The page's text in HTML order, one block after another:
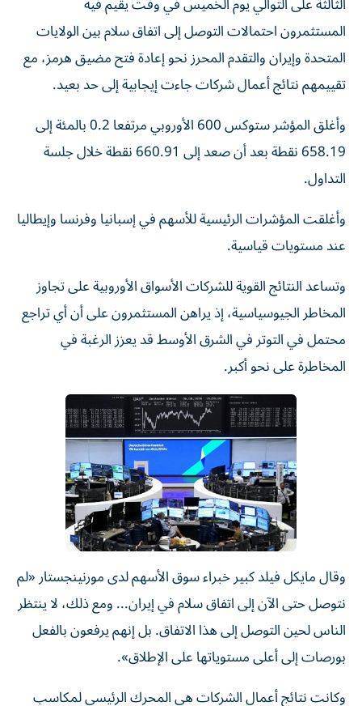
المستثمرون احتمالات التوصل إلى اتفاق سلام ‌بين الولايات
المتحدة وإيران والتقدم المحرز نحو إعادة فتح مضيق هرمز، مع ​
تقييمهم نتائج أعمال ⁠شركات جاءت إيجابية إلى حد بعيد.
وأغلق المؤشر ستوكس ‌600 الأوروبي مرتفعا 0.2 ‌بالمئة إلى
658.19 نقطة بعد أن صعد إلى 660.91 نقطة خلال جلسة
التداول.
وأغلقت المؤشرات الرئيسية للأسهم في إسبانيا وفرنسا وإيطاليا
عند مستويات قياسية.
وتساعد النتائج ‌القوية للشركات الأسواق الأوروبية على تجاوز
المخاطر الجيوسياسية، إذ يراهن المستثمرون على أن ⁠أي تراجع
محتمل في التوتر في الشرق الأوسط قد يعزز الرغبة في
المخاطرة على نحو أكبر.
وقال مايكل فيلد كبير خبراء سوق الأسهم لدى مورنينجستار «لم
نتوصل حتى الآن إلى اتفاق سلام في إيران... ومع ذلك، لا ينتظر
الناس لحين التوصل إلى هذا الاتفاق. بل إنهم يرفعون بالفعل
بورصات إلى ​أعلى مستوياتها على الإطلاق».
وكانت نتائج أعمال الشركات هي المحرك الرئيسي لمكاسب